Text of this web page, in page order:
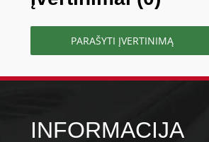
PARAŠYTI ĮVERTINIMĄ
INFORMACIJA